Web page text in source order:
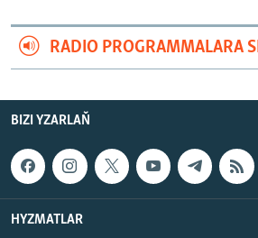
RADIO PROGRAMMALARA
BIZI YZARLAŇ
HYZMATLAR